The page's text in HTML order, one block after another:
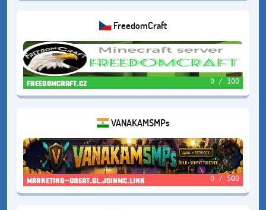
FreedomCraft
freedomcraft.cz 0 / 100
VANAKAMSMPs
marketing-great.gl.joinmc.link 0 / 500